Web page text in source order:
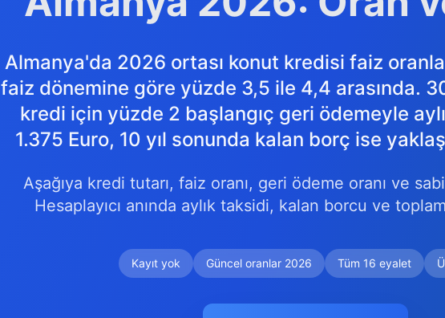
Almanya'da 2026 ortası konut kredisi faiz
faiz dönemine göre yüzde 3,5 ile 4,4 arasında.
kredi için yüzde 2 başlangıç geri ödemeyle
1.375 Euro, 10 yıl sonunda kalan borç ise
Aşağıya kredi tutarı, faiz oranı, geri ödeme oranı ve
Hesaplayıcı anında aylık taksidi, kalan borcu ve
Kayıt yok Güncel oranlar 2026 Tüm 16 eyalet